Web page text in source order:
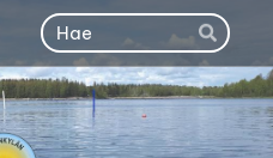
Haku
Hae
Simonkylän